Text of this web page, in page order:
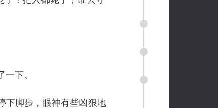
下。
脚步，眼神有些凶狠地